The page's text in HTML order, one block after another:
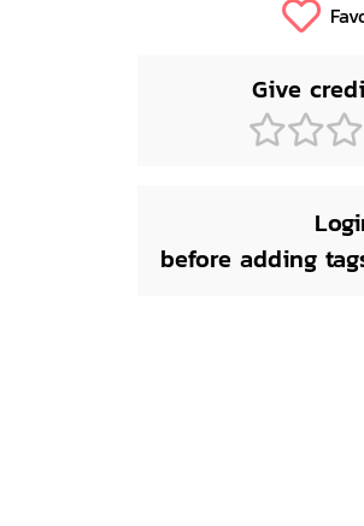
Give
before adding